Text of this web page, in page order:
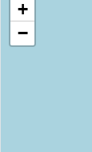
+
−